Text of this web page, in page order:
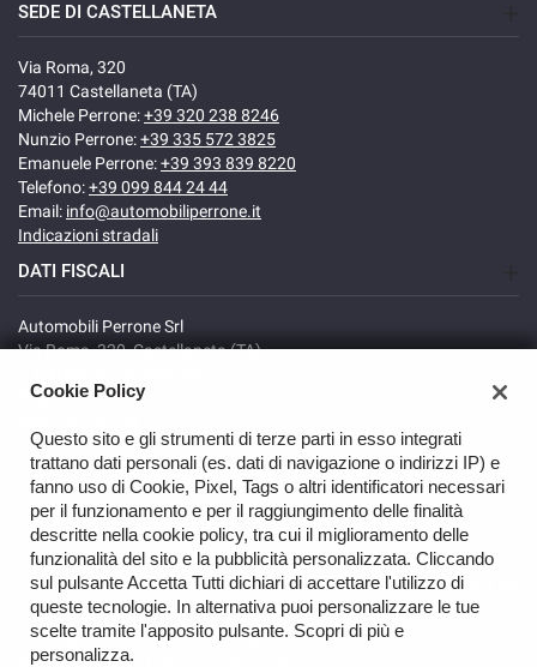
SEDE DI CASTELLANETA
Via Roma, 320
74011 Castellaneta (TA)
Michele Perrone:+39 320 238 8246
Nunzio Perrone:+39 335 572 3825
Emanuele Perrone:+39 393 839 8220
Telefono:+39 099 844 24 44
Email: info@automobiliperrone.it
Indicazioni stradali
DATI FISCALI
Automobili Perrone Srl
Via Roma, 320, Castellaneta (TA)
Registro delle imprese: TA
Copyright © 2026 Automobili Perrone Srl - VAT 02735640738 -
Read the Privacy Policy
Cookie Policy
Questo sito e gli strumenti di terze parti in esso integrati
trattano dati personali (es. dati di navigazione o indirizzi IP) e
fanno uso di Cookie, Pixel, Tags o altri identificatori necessari
per il funzionamento e per il raggiungimento delle finalità
descritte nella cookie policy, tra cui il miglioramento delle
funzionalità del sito e la pubblicità personalizzata. Cliccando
sul pulsante Accetta Tutti dichiari di accettare l'utilizzo di
queste tecnologie. In alternativa puoi personalizzare le tue
scelte tramite l'apposito pulsante. Scopri di più e
personalizza.